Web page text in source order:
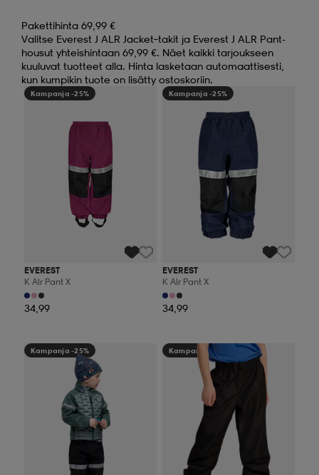
Pakettihinta 69,99 €
Valitse Everest J ALR Jacket–takit ja Everest J ALR Pant-
housut yhteishintaan 69,99 €. Näet kaikki tarjoukseen
kuuluvat tuotteet alla. Hinta lasketaan automaattisesti,
kun kumpikin tuote on lisätty ostoskoriin.
Kampanja -25%
EVEREST
K Alr Pant X
34,99
Kampanja -25%
EVEREST
K Alr Pant X
34,99
Kampanja -25% Kampanja -25%